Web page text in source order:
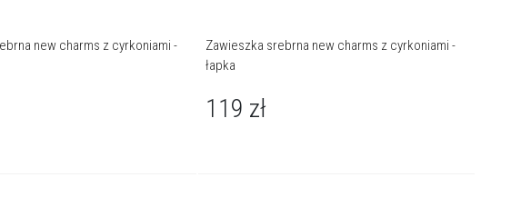
new charms z cyrkoniami -
Zawieszka srebrna new charms z cyrkoniami -
łapka
119 zł